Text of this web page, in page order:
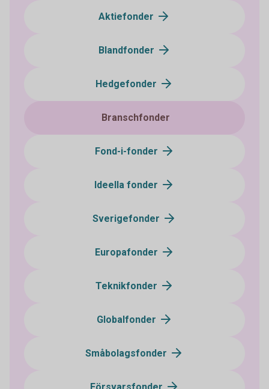
Aktiefonder
Blandfonder
Hedgefonder
Branschfonder
Fond-i-fonder
Ideella fonder
Sverigefonder
Europafonder
Teknikfonder
Globalfonder
Småbolagsfonder